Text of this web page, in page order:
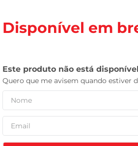
Disponível em
leite
tv